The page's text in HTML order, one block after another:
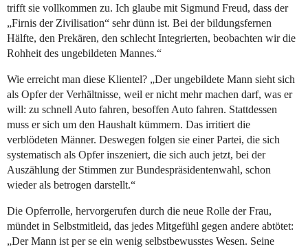
trifft sie vollkommen zu. Ich glaube mit Sigmund Freud, dass der
„Firnis der Zivilisation“ sehr dünn ist. Bei der bildungsfernen
Hälfte, den Prekären, den schlecht Integrierten, beobachten wir die
Rohheit des ungebildeten Mannes.“
Wie erreicht man diese Klientel? „Der ungebildete Mann sieht sich
als Opfer der Verhältnisse, weil er nicht mehr machen darf, was er
will: zu schnell Auto fahren, besoffen Auto fahren. Stattdessen
muss er sich um den Haushalt kümmern. Das irritiert die
verblödeten Männer. Deswegen folgen sie einer Partei, die sich
systematisch als Opfer inszeniert, die sich auch jetzt, bei der
Auszählung der Stimmen zur Bundespräsidentenwahl, schon
wieder als betrogen darstellt.“
Die Opferrolle, hervorgerufen durch die neue Rolle der Frau,
mündet in Selbstmitleid, das jedes Mitgefühl gegen andere abtötet:
„Der Mann ist per se ein wenig selbstbewusstes Wesen. Seine